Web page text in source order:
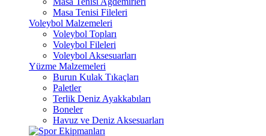
Masa Tenisi Fileleri
Voleybol Malzemeleri
Voleybol Topları
Voleybol Fileleri
Voleybol Aksesuarları
Yüzme Malzemeleri
Burun Kulak Tıkaçları
Paletler
Terlik Deniz Ayakkabıları
Boneler
Havuz ve Deniz Aksesuarları